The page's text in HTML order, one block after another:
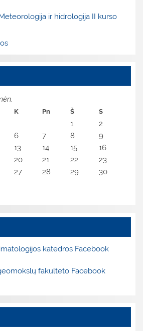
ir hidrologija II kurso
K Pn Š S
1
2
6 7 8
9
13 14 15
16
20 21 22
23
27 28 29
30
katedros Facebook
fakulteto Facebook